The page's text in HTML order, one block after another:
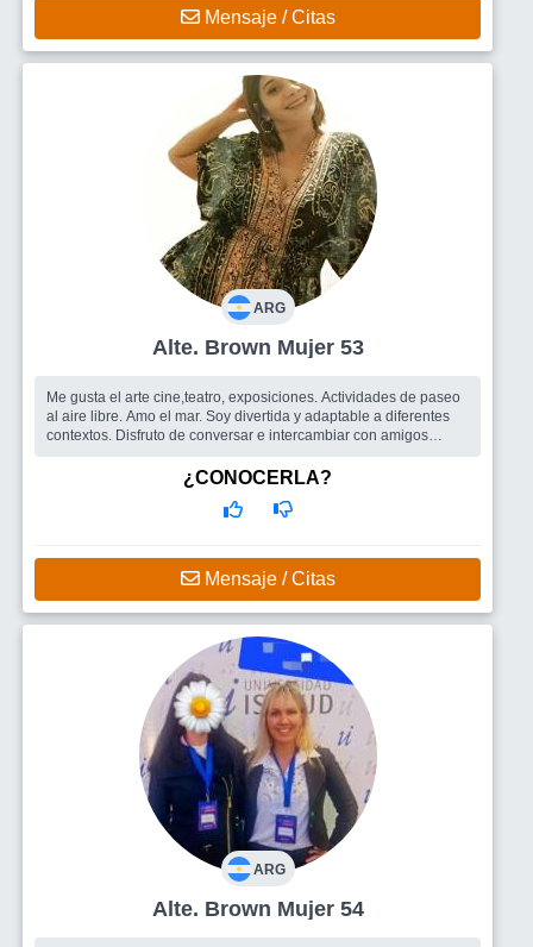
Mensaje / Citas
ARG
Alte. Brown Mujer 53
Me gusta el arte cine,teatro, exposiciones. Actividades de paseo
al aire libre. Amo el mar. Soy divertida y adaptable a diferentes
contextos. Disfruto de conversar e intercambiar con amigos
Me gustaria encontrar alguien pensante. Honesto
enociinalmente y que se comunique de manera fluida. Luego se
¿CONOCERLA?
Mensaje / Citas
ARG
Alte. Brown Mujer 54